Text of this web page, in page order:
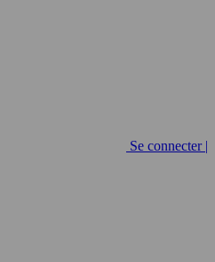
Se connecter |